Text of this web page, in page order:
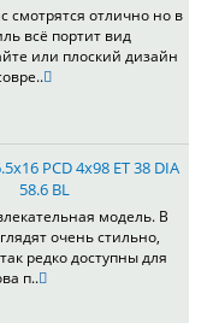
смотрятся отлично но в
всё портит вид
или плоский дизайн
PCD 4x98 ET 38 DIA
58.6 BL
модель. В
очень стильно,
редко доступны для
п..